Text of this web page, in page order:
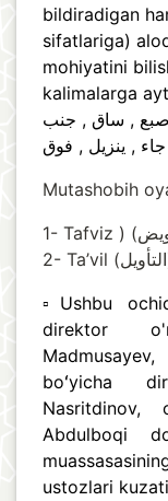
bildiradigan
sifatlariga)
mohiyatini
kalimalarga
Mutashobih
▫️Ushbu
direktor
boʻyicha
Nasritdinov,
Abdulboqi
ustozlari